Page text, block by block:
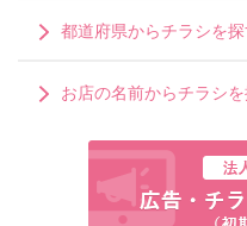
都道府県からチラシを探
お店の名前からチラシ